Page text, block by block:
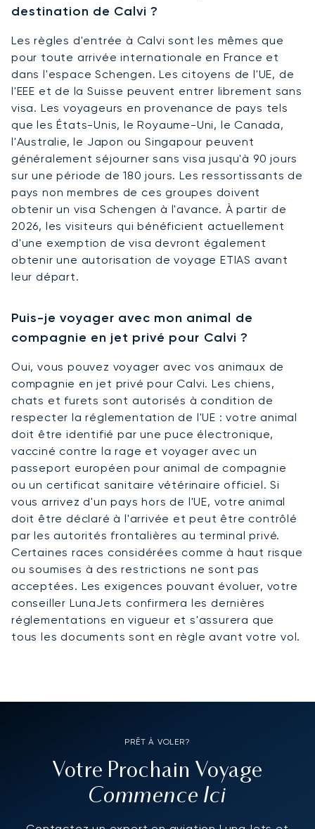
destination de Calvi ?
Les règles d'entrée à Calvi sont les mêmes que
pour toute arrivée internationale en France et
dans l'espace Schengen. Les citoyens de l'UE, de
l'EEE et de la Suisse peuvent entrer librement sans
visa. Les voyageurs en provenance de pays tels
que les États-Unis, le Royaume-Uni, le Canada,
l'Australie, le Japon ou Singapour peuvent
généralement séjourner sans visa jusqu'à 90 jours
sur une période de 180 jours. Les ressortissants de
pays non membres de ces groupes doivent
obtenir un visa Schengen à l'avance. À partir de
2026, les visiteurs qui bénéficient actuellement
d'une exemption de visa devront également
obtenir une autorisation de voyage ETIAS avant
leur départ.
Puis-je voyager avec mon animal de
compagnie en jet privé pour Calvi ?
Oui, vous pouvez voyager avec vos animaux de
compagnie en jet privé pour Calvi. Les chiens,
chats et furets sont autorisés à condition de
respecter la réglementation de l'UE : votre animal
doit être identifié par une puce électronique,
vacciné contre la rage et voyager avec un
passeport européen pour animal de compagnie
ou un certificat sanitaire vétérinaire officiel. Si
vous arrivez d'un pays hors de l'UE, votre animal
doit être déclaré à l'arrivée et peut être contrôlé
par les autorités frontalières au terminal privé.
Certaines races considérées comme à haut risque
ou soumises à des restrictions ne sont pas
acceptées. Les exigences pouvant évoluer, votre
conseiller LunaJets confirmera les dernières
réglementations en vigueur et s'assurera que
tous les documents sont en règle avant votre vol.
PRÊT À VOLER?
Votre Prochain Voyage
Commence Ici